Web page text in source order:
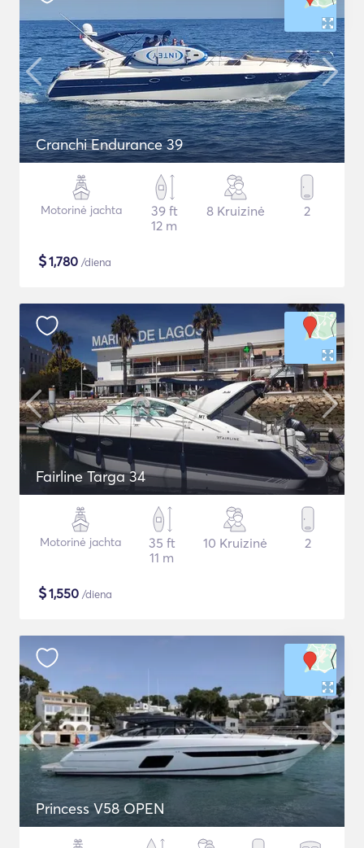
Cranchi Endurance 39
Motorinė jachta
39 ft
12 m
8 Kruizinė 2
$1,780 /diena
Fairline Targa 34
Motorinė jachta
35 ft
11 m
10 Kruizinė 2
$1,550 /diena
Princess V58 OPEN